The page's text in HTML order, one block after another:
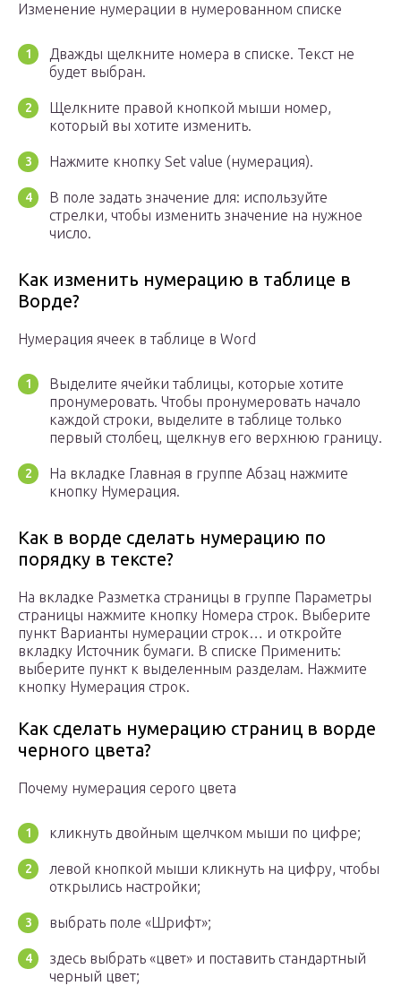
Изменение нумерации в нумерованном списке
Дважды щелкните номера в списке. Текст не
будет выбран.
Щелкните правой кнопкой мыши номер,
который вы хотите изменить.
Нажмите кнопку Set value (нумерация).
В поле задать значение для: используйте
стрелки, чтобы изменить значение на нужное
число.
Как изменить нумерацию в таблице в
Ворде?
Нумерация ячеек в таблице в Word
Выделите ячейки таблицы, которые хотите
пронумеровать. Чтобы пронумеровать начало
каждой строки, выделите в таблице только
первый столбец, щелкнув его верхнюю границу.
На вкладке Главная в группе Абзац нажмите
кнопку Нумерация.
Как в ворде сделать нумерацию по
порядку в тексте?
На вкладке Разметка страницы в группе Параметры
страницы нажмите кнопку Номера строк. Выберите
пункт Варианты нумерации строк… и откройте
вкладку Источник бумаги. В списке Применить:
выберите пункт к выделенным разделам. Нажмите
кнопку Нумерация строк.
Как сделать нумерацию страниц в ворде
черного цвета?
Почему нумерация серого цвета
кликнуть двойным щелчком мыши по цифре;
левой кнопкой мыши кликнуть на цифру, чтобы
открылись настройки;
выбрать поле «Шрифт»;
здесь выбрать «цвет» и поставить стандартный
черный цвет;